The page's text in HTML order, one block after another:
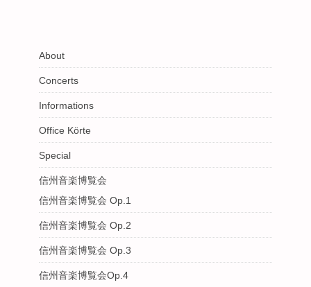
About
Concerts
Informations
Office Körte
Special
信州音楽博覧会
信州音楽博覧会 Op.1
信州音楽博覧会 Op.2
信州音楽博覧会 Op.3
信州音楽博覧会Op.4